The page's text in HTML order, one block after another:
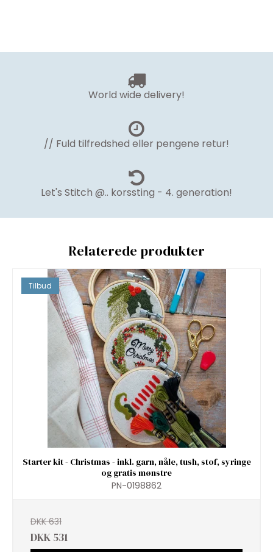
World wide delivery!
// Fuld tilfredshed eller pengene retur!
Let's Stitch @.. korssting - 4. generation!
Relaterede produkter
Tilbud
Starter kit - Christmas - inkl. garn, nåle, tush, stof, syringe
og gratis mønstre
PN-0198862
DKK 631
DKK 531